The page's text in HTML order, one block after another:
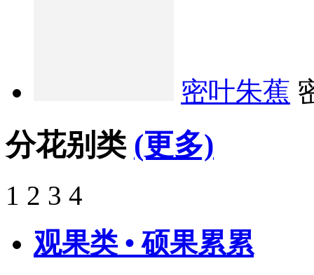
密叶朱蕉
分花别类 (更多)
1 2 3 4
观果类 • 硕果累累